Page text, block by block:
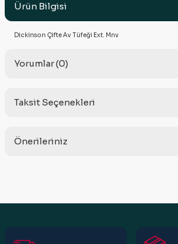
Ürün Bilgisi
Dickinson Çifte Av Tüfeği Ext. Mnv
Yorumlar (0)
Taksit Seçenekleri
Önerileriniz
Görüş ve önerileriniz için teşekkür ederiz.
Ürün resmi kalitesiz, bozuk veya